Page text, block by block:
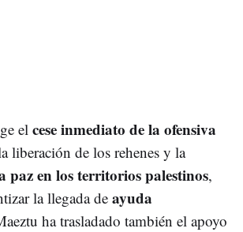
el cese inmediato de la ofensiva
liberación de los rehenes y la
paz en los territorios palestinos,
la llegada de ayuda
ha trasladado también el apoyo